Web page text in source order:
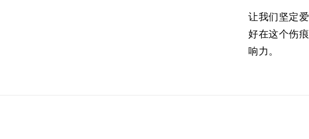
让我们坚定
好在这个伤
响力。